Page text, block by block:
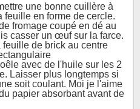
une bonne cuillère à
feuille en forme de cercle.
fromage coupé en dé au
casser un œuf sur la farce.
de brick au centre
avec de l'huile sur les 2
Laisser plus longtemps si
soit coulant. Moi je l'aime
papier absorbant avant de